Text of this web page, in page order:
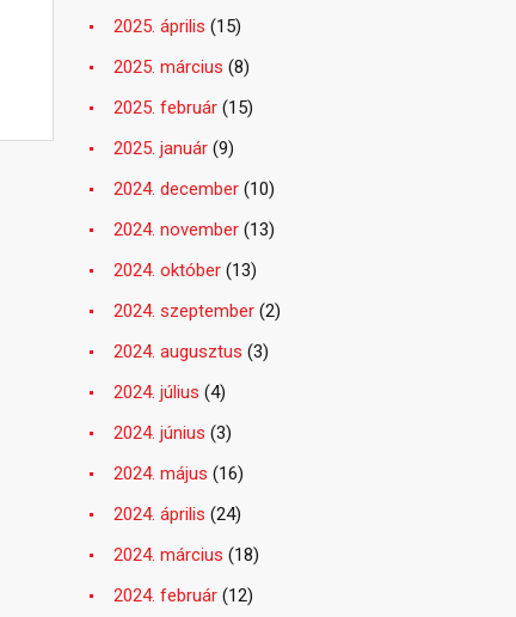
2025. április (15)
2025. március (8)
2025. február (15)
2025. január (9)
2024. december (10)
2024. november (13)
2024. október (13)
2024. szeptember (2)
2024. augusztus (3)
2024. július (4)
2024. június (3)
2024. május (16)
2024. április (24)
2024. március (18)
2024. február (12)